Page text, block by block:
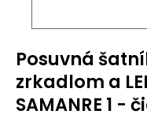
Posuvná
zrkadlom a
SAMANRE 1 -